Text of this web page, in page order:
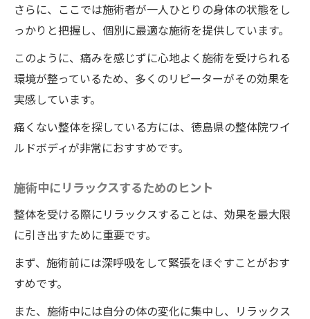
びるのかそのメカニズムと効果を解説
る理由とは
体の歪みを整える重要性
背骨矯正がもたらす身長改善
整体院ワイルドボディによる姿勢改善の効
人体科学的根拠に基づく施術内容
整体院ワイルドボディの施術と身長の関係
を理解する
整体選びのポイント徳島県で優秀な整体を見つ
ける方法
優れた整体院の見つけ方
さらに、ここでは施術者が一人ひとりの身体の状態をし
っかりと把握し、個別に最適な施術を提供しています。
このように、痛みを感じずに心地よく施術を受けられる
環境が整っているため、多くのリピーターがその効果を
実感しています。
痛くない整体を探している方には、徳島県の整体院ワイ
ルドボディが非常におすすめです。
施術中にリラックスするためのヒント
整体を受ける際にリラックスすることは、効果を最大限
に引き出すために重要です。
まず、施術前には深呼吸をして緊張をほぐすことがおす
すめです。
また、施術中には自分の体の変化に集中し、リラックス